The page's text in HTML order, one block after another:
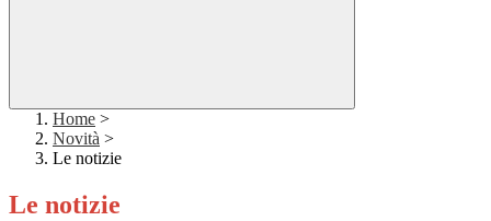
Home >
Novità >
Le notizie
Le notizie